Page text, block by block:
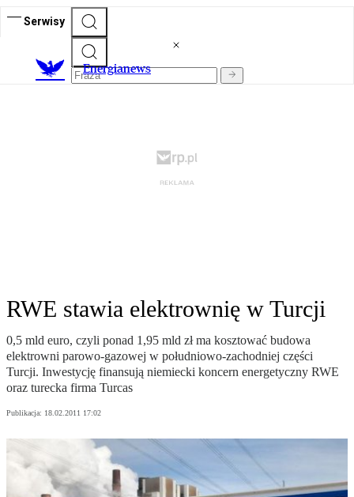
Serwisy
Energianews
RWE stawia elektrownię w Turcji
0,5 mld euro, czyli ponad 1,95 mld zł ma kosztować budowa
elektrowni parowo-gazowej w południowo-zachodniej części
Turcji. Inwestycję finansują niemiecki koncern energetyczny RWE
oraz turecka firma Turcas
Publikacja: 18.02.2011 17:02